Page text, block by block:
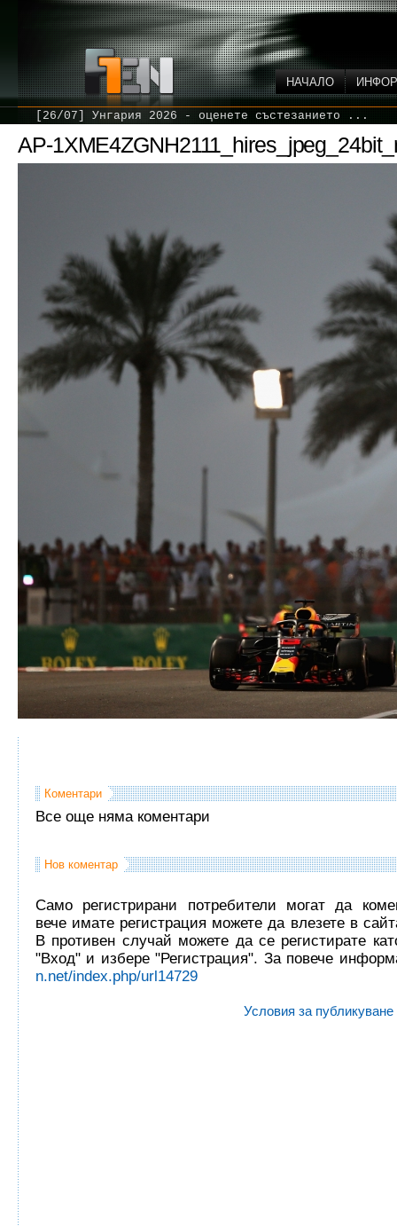
НАЧАЛО
[26/07] Унгария 2026 - оценете състезанието ...
AP-
Коментари
Все още няма коментари
Нов коментар
Само регистрирани потребители могат да
вече имате регистрация можете да влезете в
В противен случай можете да се регистирате
"Вход" и избере "Регистрация". За повече
n.net/index.php/url14729
Условия за